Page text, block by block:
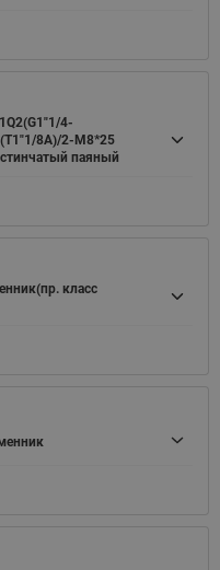
4-
8A)/2-M8*25
паяный
класс